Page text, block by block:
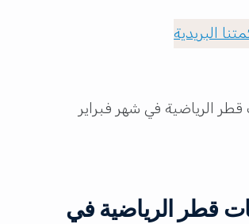
البريدية
قطر الرياضية في